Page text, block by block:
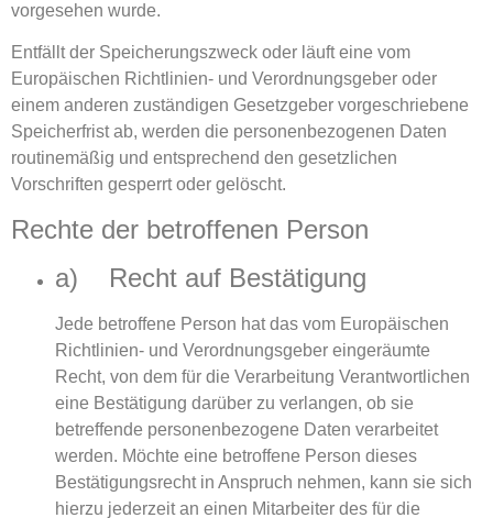
vorgesehen wurde.
Entfällt der Speicherungszweck oder läuft eine vom
Europäischen Richtlinien- und Verordnungsgeber oder
einem anderen zuständigen Gesetzgeber vorgeschriebene
Speicherfrist ab, werden die personenbezogenen Daten
routinemäßig und entsprechend den gesetzlichen
Vorschriften gesperrt oder gelöscht.
Rechte der betroffenen Person
a) Recht auf Bestätigung
Jede betroffene Person hat das vom Europäischen
Richtlinien- und Verordnungsgeber eingeräumte
Recht, von dem für die Verarbeitung Verantwortlichen
eine Bestätigung darüber zu verlangen, ob sie
betreffende personenbezogene Daten verarbeitet
werden. Möchte eine betroffene Person dieses
Bestätigungsrecht in Anspruch nehmen, kann sie sich
hierzu jederzeit an einen Mitarbeiter des für die